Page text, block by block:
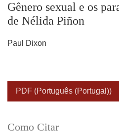
Gênero sexual e os
de Nélida Piñon
Paul Dixon
PDF (Português (Portugal))
Como Citar